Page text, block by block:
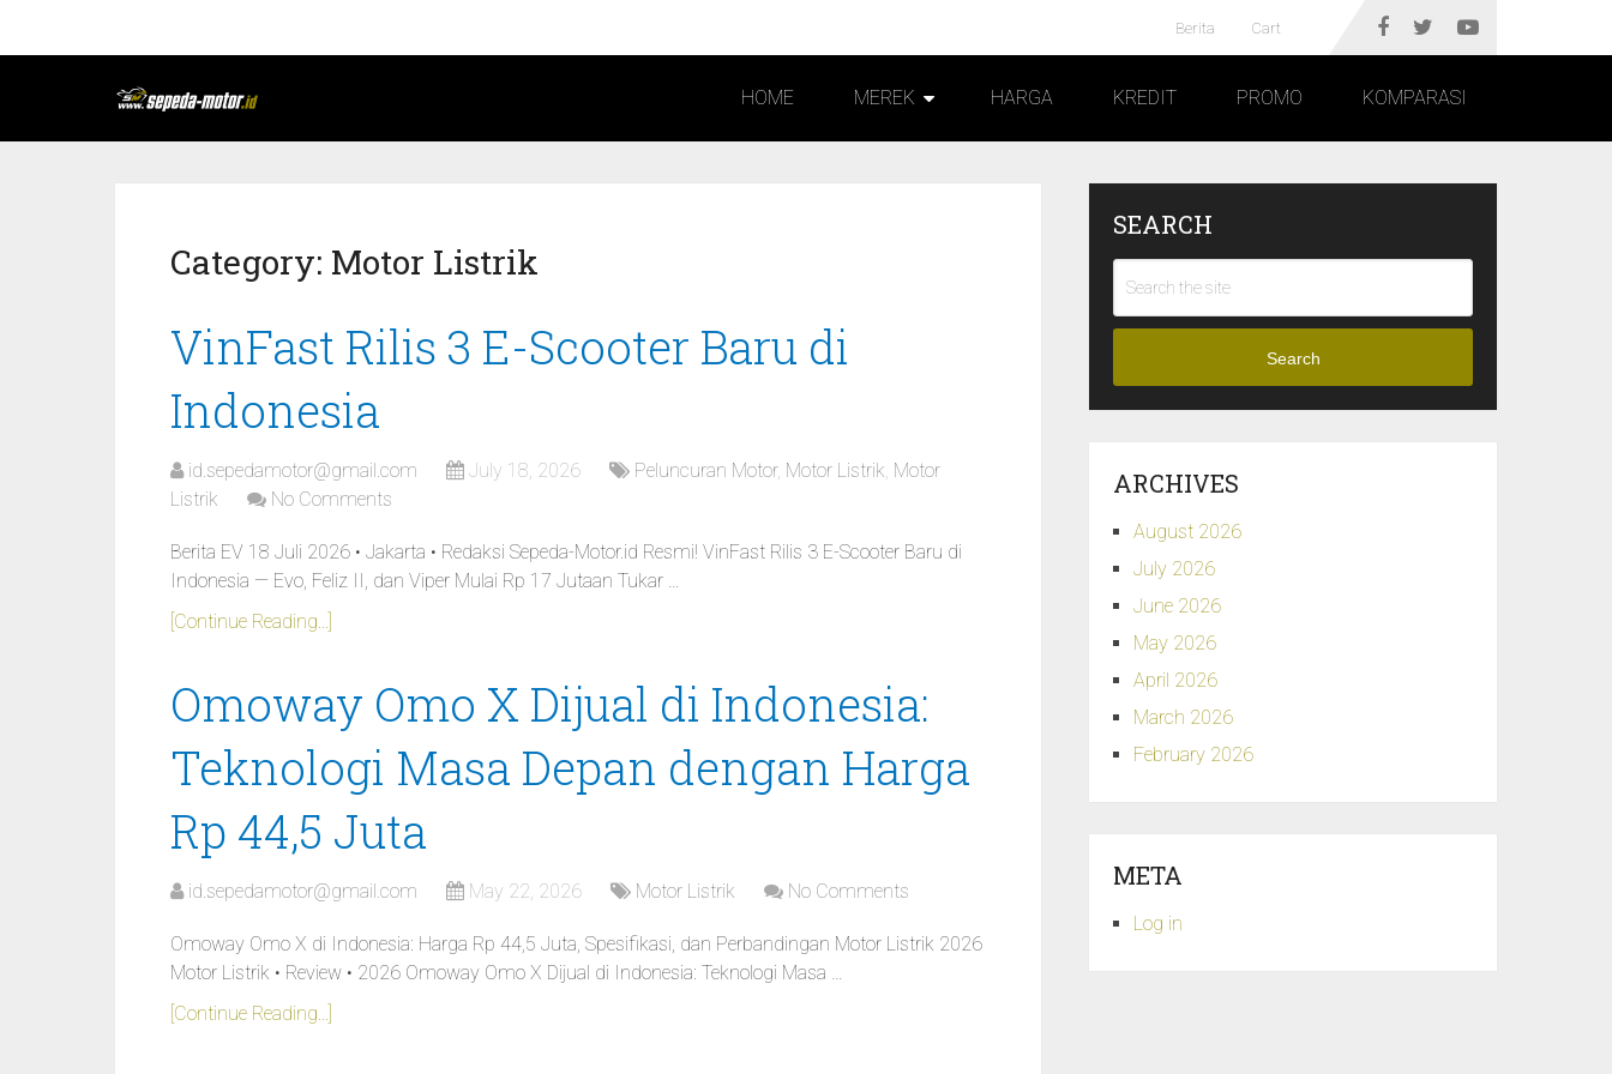
Berita Cart
HOME MEREK HARGA KREDIT PROMO KOMPARASI
Category: Motor Listrik
VinFast Rilis 3 E-Scooter Baru di
Indonesia
id.sepedamotor@gmail.com July 18, 2026 Peluncuran Motor, Motor Listrik, Motor
Listrik
No Comments
Berita EV 18 Juli 2026 • Jakarta • Redaksi Sepeda-Motor.id Resmi! VinFast Rilis 3 E-Scooter Baru di
Indonesia — Evo, Feliz II, dan Viper Mulai Rp 17 Jutaan Tukar …
[Continue Reading...]
Omoway Omo X Dijual di Indonesia:
Teknologi Masa Depan dengan Harga
Rp 44,5 Juta
id.sepedamotor@gmail.com May 22, 2026 Motor Listrik No Comments
Omoway Omo X di Indonesia: Harga Rp 44,5 Juta, Spesifikasi, dan Perbandingan Motor Listrik 2026
Motor Listrik • Review • 2026 Omoway Omo X Dijual di Indonesia: Teknologi Masa …
[Continue Reading...]
SEARCH
Search
ARCHIVES
August 2026
July 2026
June 2026
May 2026
April 2026
March 2026
February 2026
META
Log in